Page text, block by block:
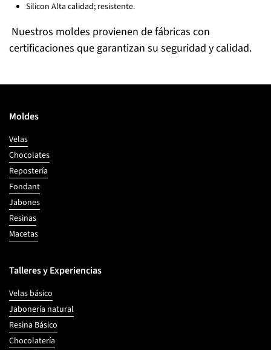
Silicon Alta calidad; resistente.
Nuestros moldes provienen de fábricas con
certificaciones que garantizan su seguridad y calidad.
Moldes
Velas
Chocolates
Repostería
Fondant
Jabones
Resinas
Macetas
Talleres y Experiencias
Velas básico
Jabonería natural
Resina Básico
Chocolatería